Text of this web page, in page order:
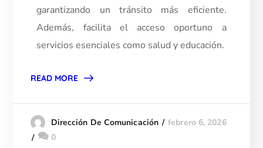
garantizando un tránsito más eficiente.
Además, facilita el acceso oportuno a
servicios esenciales como salud y educación.
READ MORE
Dirección De Comunicación
febrero 6, 2026
0